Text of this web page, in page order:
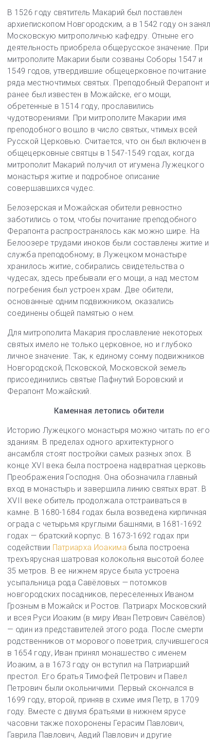
В 1526 году святитель Макарий был поставлен
архиепископом Новгородским, а в 1542 году он занял
Московскую митрополичью кафедру. Отныне его
деятельность приобрела общерусское значение. При
митрополите Макарии были созваны Соборы 1547 и
1549 годов, утвердившие общецерковное почитание
ряда местночтимых святых. Преподобный Ферапонт и
ранее был известен в Можайске, его мощи,
обретенные в 1514 году, прославились
чудотворениями. При митрополите Макарии имя
преподобного вошло в число святых, чтимых всей
Русской Церковью. Считается, что он был включен в
общецерковные святцы в 1547-1549 годах, когда
митрополит Макарий получил от игумена Лужецкого
монастыря житие и подробное описание
совершавшихся чудес.
Белозерская и Можайская обители ревностно
заботились о том, чтобы почитание преподобного
Ферапонта распространялось как можно шире. На
Белоозере трудами иноков были составлены житие и
служба преподобному; в Лужецком монастыре
хранилось житие, собирались свидетельства о
чудесах, здесь пребывали его мощи, а над местом
погребения был устроен храм. Две обители,
основанные одним подвижником, оказались
соединены общей памятью о нем.
Для митрополита Макария прославление некоторых
святых имело не только церковное, но и глубоко
личное значение. Так, к единому сонму подвижников
Новгородской, Псковской, Московской земель
присоединились святые Пафнутий Боровский и
Ферапонт Можайский.
Каменная летопись обители
Историю Лужецкого монастыря можно читать по его
зданиям. В пределах одного архитектурного
ансамбля стоят постройки самых разных эпох. В
конце XVI века была построена надвратная церковь
Преображения Господня. Она обозначила главный
вход в монастырь и завершила линию святых врат. В
XVII веке обитель продолжала отстраиваться в
камне. В 1680-1684 годах была возведена кирпичная
ограда с четырьмя круглыми башнями, в 1681-1692
годах — братский корпус. В 1673-1692 годах при
содействии Патриарха Иоакимабыла построена
трехъярусная шатровая колокольня высотой более
35 метров. В ее нижнем ярусе была устроена
усыпальница рода Савёловых — потомков
новгородских посадников, переселенных Иваном
Грозным в Можайск и Ростов. Патриарх Московский
и всея Руси Иоаким (в миру Иван Петрович Савёлов)
— один из представителей этого рода. После смерти
родственников от морового поветрия, случившегося
в 1654 году, Иван принял монашество с именем
Иоаким, а в 1673 году он вступил на Патриарший
престол. Его братья Тимофей Петрович и Павел
Петрович были окольничими. Первый скончался в
1699 году, второй, приняв в схиме имя Петр, в 1709
году. Вместе с двумя братьями в нижнем ярусе
часовни также похоронены Герасим Павлович,
Гаврила Павлович, Авдий Павлович и другие